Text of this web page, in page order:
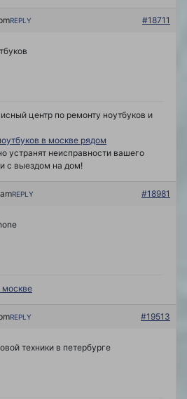
#18711
REPLY
центр по ремонту ноутбуков и
в москве рядом
устранят неисправности вашего
с выездом на дом!
#18981
REPLY
москве
#19513
REPLY
техники в петербурге